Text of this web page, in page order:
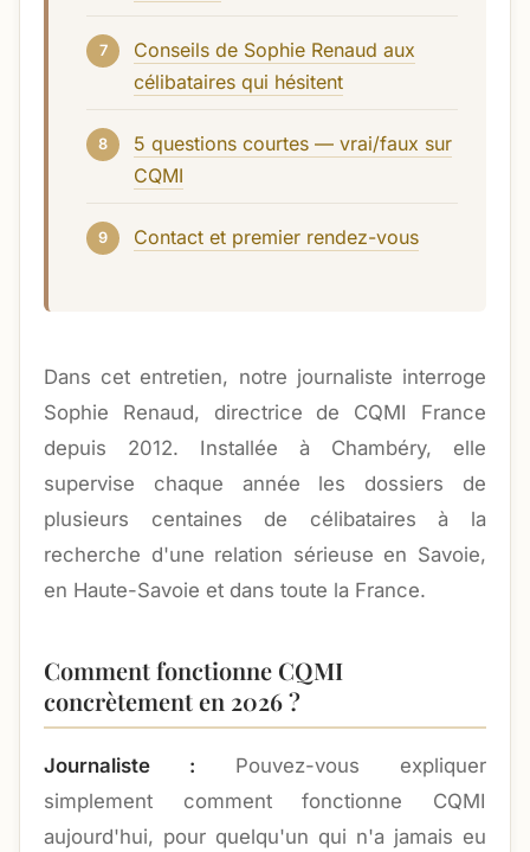
Conseils de Sophie Renaud aux
célibataires qui hésitent
5 questions courtes — vrai/faux sur
CQMI
Contact et premier rendez-vous
Dans cet entretien, notre journaliste interroge
Sophie Renaud, directrice de CQMI France
depuis 2012. Installée à Chambéry, elle
supervise chaque année les dossiers de
plusieurs centaines de célibataires à la
recherche d'une relation sérieuse en Savoie,
en Haute-Savoie et dans toute la France.
Comment fonctionne CQMI
concrètement en 2026 ?
Journaliste : Pouvez-vous expliquer
simplement comment fonctionne CQMI
aujourd'hui, pour quelqu'un qui n'a jamais eu